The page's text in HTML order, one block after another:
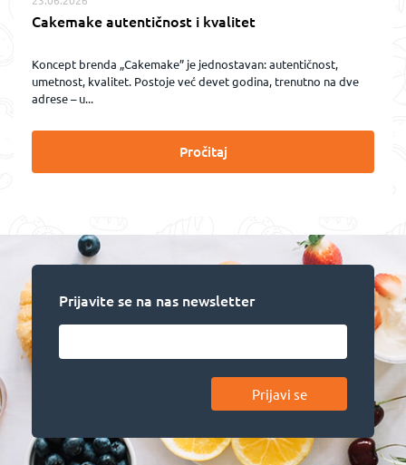
Cakemake autentičnost i kvalitet
Koncept brenda „Cakemake” je jednostavan: autentičnost,
umetnost, kvalitet. Postoje već devet godina, trenutno na dve
adrese – u...
Pročitaj
Prijavite se na nas newsletter
Prijavi se